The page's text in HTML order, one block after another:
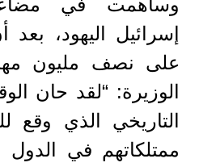
وساهمت في
إسرائيل اليهود، بعد
على نصف مليون
الوزيرة: “لقد حان
التاريخي الذي وقع
ممتلكاتهم في الدول